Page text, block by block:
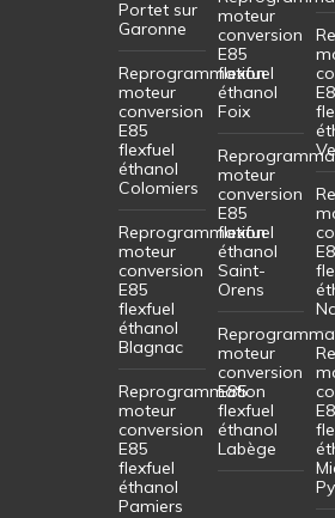
Portet sur
Garonne
Reprogrammation
moteur
conversion
E85
flexfuel
éthanol
Colomiers
Reprogrammation
moteur
conversion
E85
flexfuel
éthanol
Blagnac
Reprogrammation
moteur
conversion
E85
flexfuel
éthanol
Pamiers
moteur
conversion
E85
flexfuel
éthanol
Foix
moteur
conversion
E85
flexfuel
éthanol
Saint-
Orens
moteur
conversion
E85
flexfuel
éthanol
Labège